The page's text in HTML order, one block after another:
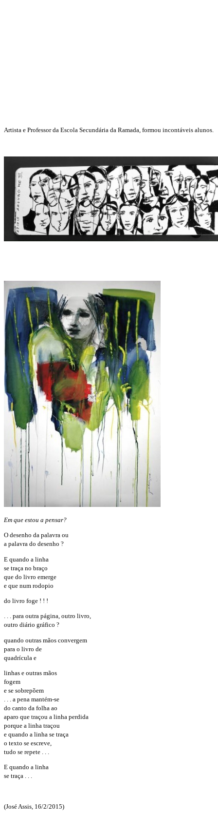
Artista e Professor da Escola Secundária da Ramada, formou incontáveis alunos.​
Em que estou a pensar?
O desenho da palavra ou
a palavra do desenho ?
E quando a linha
se traça no braço
que do livro emerge
e que num rodopio
do livro foge ! ! !
. . . para outra página, outro livro,
outro diário gráfico ?
quando outras mãos convergem
para o livro de
quadrícula e
linhas e outras mãos
fogem
e se sobrepõem
. . . a pena mantém-se
do canto da folha ao
aparo que traçou a linha perdida
porque a linha traçou
e quando a linha se traça
o texto se escreve,
tudo se repete . . .
E quando a linha
se traça . . .
(José Assis, 16/2/2015)